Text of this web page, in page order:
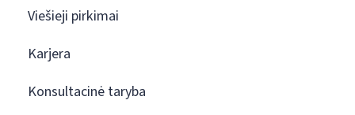
Viešieji pirkimai
Karjera
Konsultacinė taryba